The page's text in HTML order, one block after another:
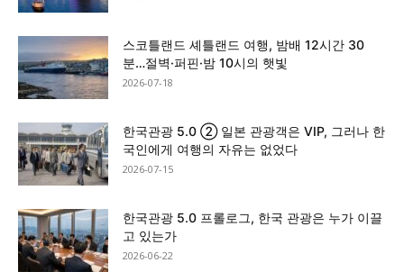
스코틀랜드 셰틀랜드 여행, 밤배 12시간 30
분…절벽·퍼핀·밤 10시의 햇빛
2026-07-18
한국관광 5.0 ② 일본 관광객은 VIP, 그러나 한
국인에게 여행의 자유는 없었다
2026-07-15
한국관광 5.0 프롤로그, 한국 관광은 누가 이끌
고 있는가
2026-06-22